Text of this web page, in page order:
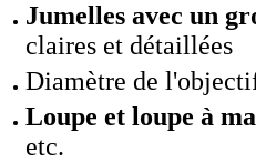
Jumelles avec un
claires et détaillées
Diamètre de
Loupe et loupe à
etc.